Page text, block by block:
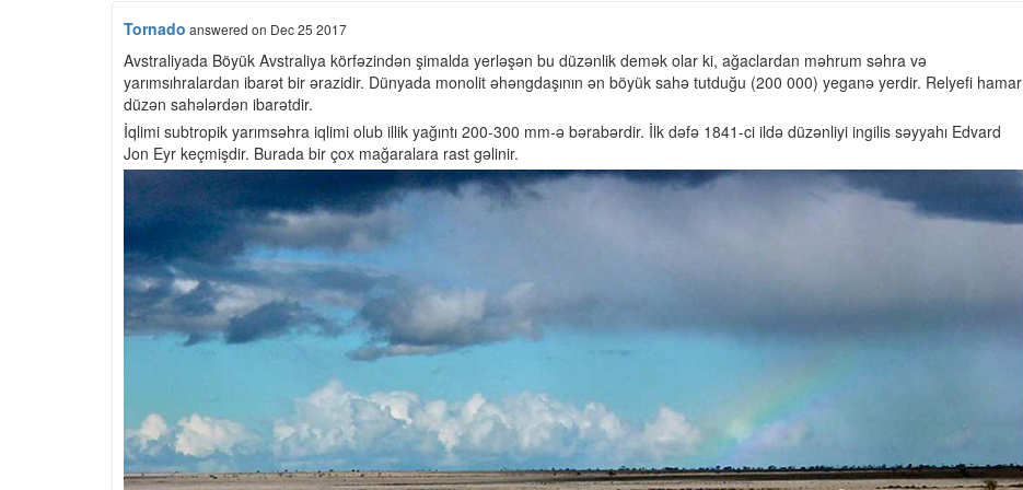
Tornado answered on Dec 25 2017
Avstraliyada Böyük Avstraliya körfəzindən şimalda yerləşən bu düzənlik demək olar ki, ağaclardan məhrum səhra və
yarımsıhralardan ibarət bir ərazidir. Dünyada monolit əhəngdaşının ən böyük sahə tutduğu (200 000) yeganə yerdir. Relyefi hamar
düzən sahələrdən ibarətdir.
İqlimi subtropik yarımsəhra iqlimi olub illik yağıntı 200-300 mm-ə bərabərdir. İlk dəfə 1841-ci ildə düzənliyi ingilis səyyahı Edvard
Jon Eyr keçmişdir. Burada bir çox mağaralara rast gəlinir.